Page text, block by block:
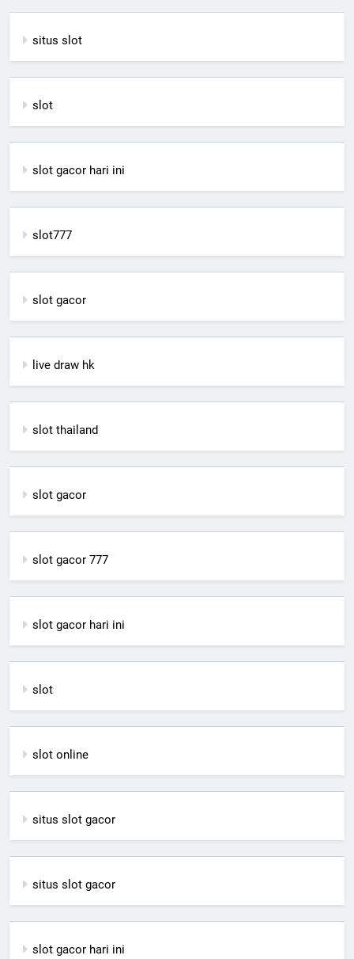
situs slot
slot
slot gacor hari ini
slot777
slot gacor
live draw hk
slot thailand
slot gacor
slot gacor 777
slot gacor hari ini
slot
slot online
situs slot gacor
situs slot gacor
slot gacor hari ini